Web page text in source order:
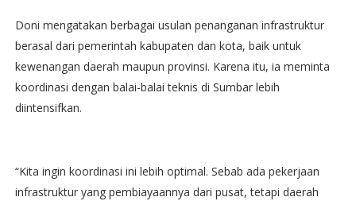
Doni mengatakan berbagai usulan penanganan infrastruktur
berasal dari pemerintah kabupaten dan kota, baik untuk
kewenangan daerah maupun provinsi. Karena itu, ia meminta
koordinasi dengan balai-balai teknis di Sumbar lebih
diintensifkan.
“Kita ingin koordinasi ini lebih optimal. Sebab ada pekerjaan
infrastruktur yang pembiayaannya dari pusat, tetapi daerah